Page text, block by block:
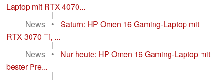
Laptop mit RTX 4070...
|
News
•
Saturn: HP Omen 16 Gaming-Laptop mit
RTX 3070 Ti, ...
|
News
•
Nur heute: HP Omen 16 Gaming-Laptop mit
bester Pre...
|